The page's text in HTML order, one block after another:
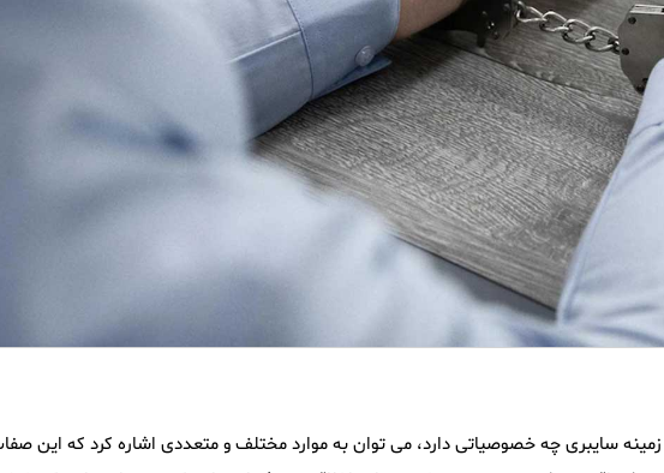
سایبری چه خصوصیاتی دارد، می توان به موارد مختلف و متعددی اشاره کرد که این